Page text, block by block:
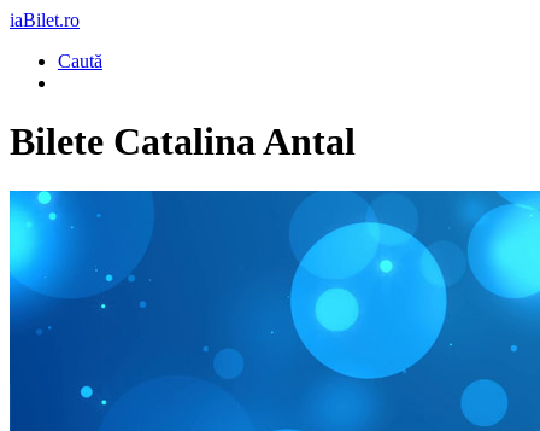
iaBilet.ro
Caută
Bilete Catalina Antal